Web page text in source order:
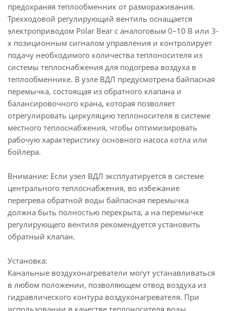
предохраняя теплообменник от размораживания.
Трехходовой регулирующий вентиль оснащается
электроприводом Polar Bear с аналоговым 0–10 В или 3-
х позиционным сигналом управления и контролирует
подачу необходимого количества теплоносителя из
системы теплоснабжения для подогрева воздуха в
теплообменнике. В узле ВДЛ предусмотрена байпасная
перемычка, состоящая из обратного клапана и
балансировочного крана, которая позволяет
отрегулировать циркуляцию теплоносителя в системе
местного теплоснабжения, чтобы оптимизировать
рабочую характеристику основного насоса котла или
бойлера.
Внимание: Если узел ВДЛ эксплуатируется в системе
центрального теплоснабжения, во избежание
перегрева обратной воды байпасная перемычка
должна быть полностью перекрыта, а на перемычке
регулирующего вентиля рекомендуется установить
обратный клапан.
Установка:
Канальные воздухонагреватели могут устанавливаться
в любом положении, позволяющем отвод воздуха из
гидравлического контура воздухонагревателя. При
использовании в качестве теплоносителя воды